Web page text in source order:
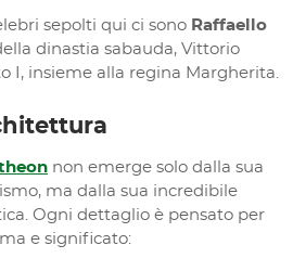
sepolti qui ci sono Raffaello
dinastia sabauda, Vittorio
I, insieme alla regina Margherita.
non emerge solo dalla sua
ma dalla sua incredibile
Ogni dettaglio è pensato per
e significato: